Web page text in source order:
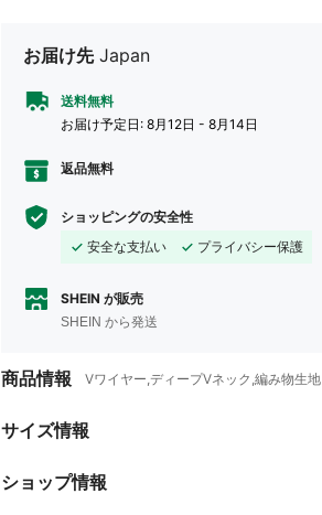
お届け先 Japan
送料無料
お届け予定日: 8月12日 - 8月14日
返品無料
ショッピングの安全性
安全な支払い
プライバシー保護
SHEIN が販売
SHEIN から発送
商品情報 Vワイヤー,ディープVネック,編み物生地
サイズ情報
ショップ情報
4.88
4.88